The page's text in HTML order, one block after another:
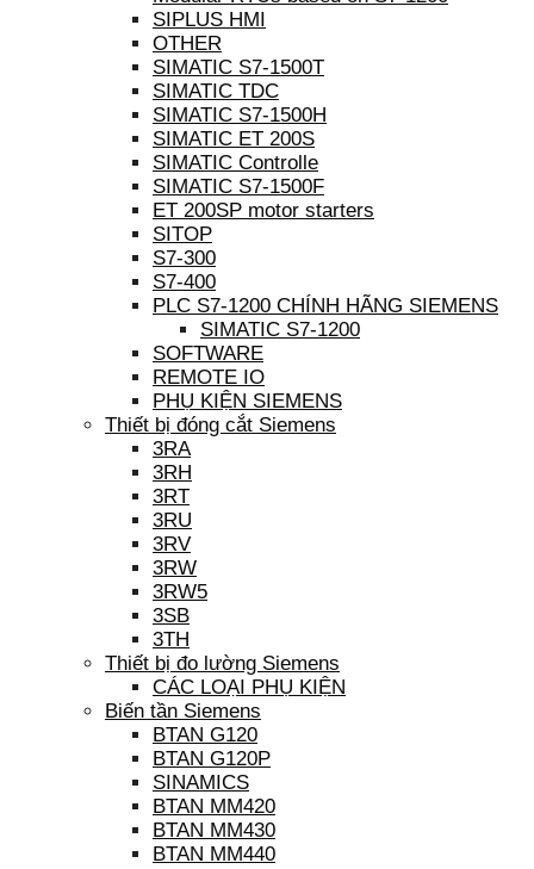
SIPLUS HMI
OTHER
SIMATIC S7-1500T
SIMATIC TDC
SIMATIC S7-1500H
SIMATIC ET 200S
SIMATIC Controlle
SIMATIC S7-1500F
ET 200SP motor starters
SITOP
S7-300
S7-400
PLC S7-1200 CHÍNH HÃNG SIEMENS
SIMATIC S7-1200
SOFTWARE
REMOTE IO
PHỤ KIỆN SIEMENS
Thiết bị đóng cắt Siemens
3RA
3RH
3RT
3RU
3RV
3RW
3RW5
3SB
3TH
Thiết bị đo lường Siemens
CÁC LOẠI PHỤ KIỆN
Biến tần Siemens
BTAN G120
BTAN G120P
SINAMICS
BTAN MM420
BTAN MM430
BTAN MM440